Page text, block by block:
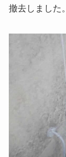
撤去しました。